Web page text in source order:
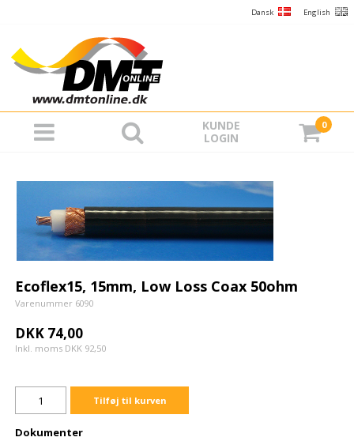
Dansk English
KUNDE
LOGIN
0
Ecoflex15, 15mm, Low Loss Coax 50ohm
Varenummer 6090
DKK 74,00
Inkl. moms DKK 92,50
Tilføj til kurven
Dokumenter